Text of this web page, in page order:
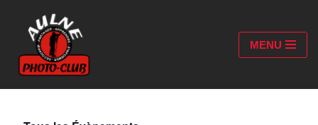
Aller
au
contenu
MENU